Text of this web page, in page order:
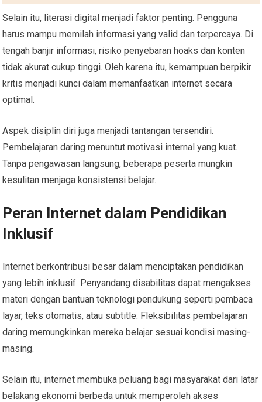
Selain itu, literasi digital menjadi faktor penting. Pengguna
harus mampu memilah informasi yang valid dan terpercaya. Di
tengah banjir informasi, risiko penyebaran hoaks dan konten
tidak akurat cukup tinggi. Oleh karena itu, kemampuan berpikir
kritis menjadi kunci dalam memanfaatkan internet secara
optimal.
Aspek disiplin diri juga menjadi tantangan tersendiri.
Pembelajaran daring menuntut motivasi internal yang kuat.
Tanpa pengawasan langsung, beberapa peserta mungkin
kesulitan menjaga konsistensi belajar.
Peran Internet dalam Pendidikan
Inklusif
Internet berkontribusi besar dalam menciptakan pendidikan
yang lebih inklusif. Penyandang disabilitas dapat mengakses
materi dengan bantuan teknologi pendukung seperti pembaca
layar, teks otomatis, atau subtitle. Fleksibilitas pembelajaran
daring memungkinkan mereka belajar sesuai kondisi masing-
masing.
Selain itu, internet membuka peluang bagi masyarakat dari latar
belakang ekonomi berbeda untuk memperoleh akses